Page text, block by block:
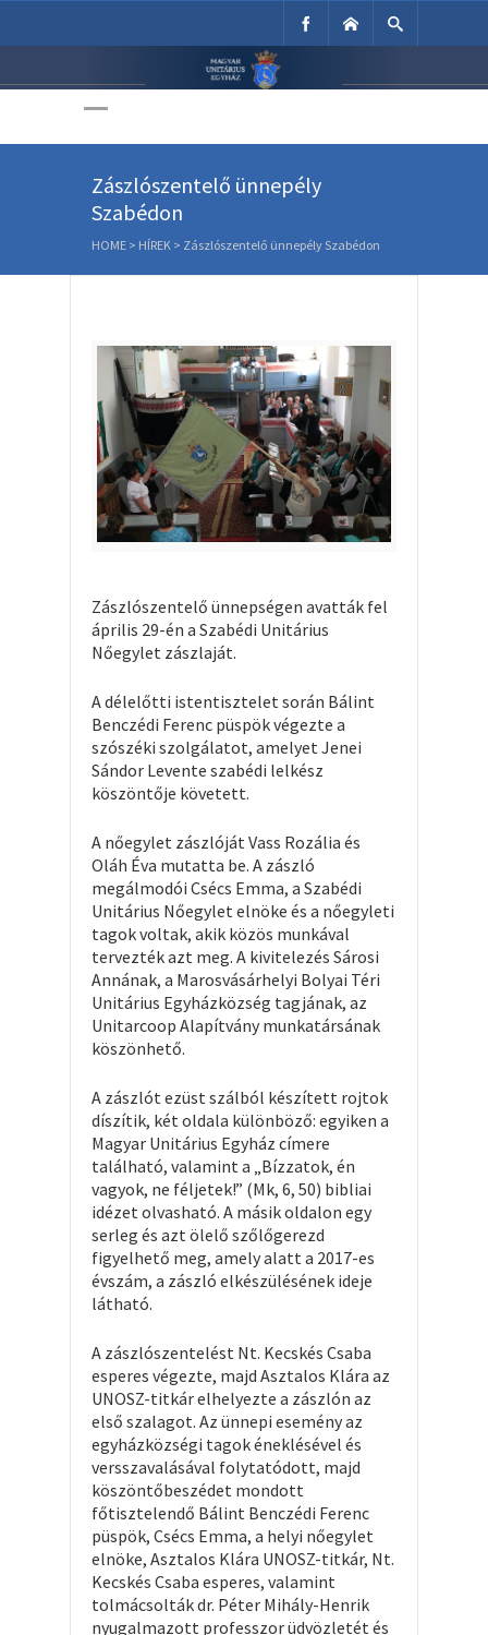
Unitárius Egyház
Zászlószentelő ünnepély
Szabédon
HOME > HÍREK > Zászlószentelő ünnepély Szabédon
Zászlószentelő ünnepségen avatták fel
április 29-én a Szabédi Unitárius
Nőegylet zászlaját.
A délelőtti istentisztelet során Bálint
Benczédi Ferenc püspök végezte a
szószéki szolgálatot, amelyet Jenei
Sándor Levente szabédi lelkész
köszöntője követett.
A nőegylet zászlóját Vass Rozália és
Oláh Éva mutatta be. A zászló
megálmodói Csécs Emma, a Szabédi
Unitárius Nőegylet elnöke és a nőegyleti
tagok voltak, akik közös munkával
tervezték azt meg. A kivitelezés Sárosi
Annának, a Marosvásárhelyi Bolyai Téri
Unitárius Egyházközség tagjának, az
Unitarcoop Alapítvány munkatársának
köszönhető.
A zászlót ezüst szálból készített rojtok
díszítik, két oldala különböző: egyiken a
Magyar Unitárius Egyház címere
található, valamint a „Bízzatok, én
vagyok, ne féljetek!” (Mk, 6, 50) bibliai
idézet olvasható. A másik oldalon egy
serleg és azt ölelő szőlőgerezd
figyelhető meg, amely alatt a 2017-es
évszám, a zászló elkészülésének ideje
látható.
A zászlószentelést Nt. Kecskés Csaba
esperes végezte, majd Asztalos Klára az
UNOSZ-titkár elhelyezte a zászlón az
első szalagot. Az ünnepi esemény az
egyházközségi tagok éneklésével és
versszavalásával folytatódott, majd
köszöntőbeszédet mondott
főtisztelendő Bálint Benczédi Ferenc
püspök, Csécs Emma, a helyi nőegylet
elnöke, Asztalos Klára UNOSZ-titkár, Nt.
Kecskés Csaba esperes, valamint
tolmácsolták dr. Péter Mihály-Henrik
nyugalmazott professzor üdvözletét és